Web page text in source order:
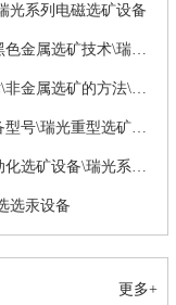
光系列电磁选矿设备
黒色金属选矿设备\选黑色金属矿的方法\黑色金属选矿技术\瑞光黑色金属系列设备
加工非金属矿的技术\新型非金属选矿技术\非金属选矿的方法\非金属选矿设备
重型选矿设备\大型选矿设备\重型选矿设备型号\瑞光重型选矿设备****制造商
选汞设备
更多+